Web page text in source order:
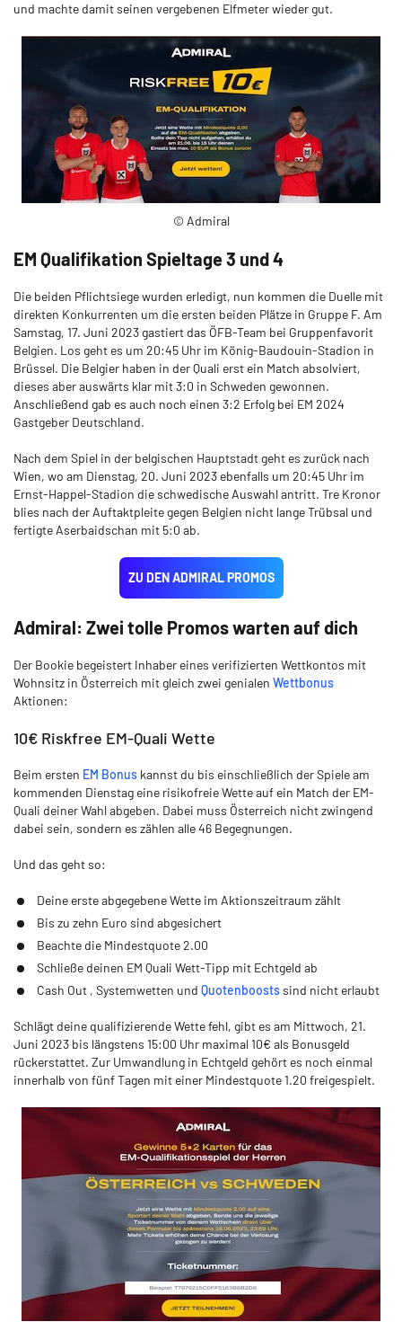
und machte damit seinen vergebenen Elfmeter wieder gut.
© Admiral
EM Qualifikation Spieltage 3 und 4
Die beiden Pflichtsiege wurden erledigt, nun kommen die Duelle mit
direkten Konkurrenten um die ersten beiden Plätze in Gruppe F. Am
Samstag, 17. Juni 2023 gastiert das ÖFB-Team bei Gruppenfavorit
Belgien. Los geht es um 20:45 Uhr im König-Baudouin-Stadion in
Brüssel. Die Belgier haben in der Quali erst ein Match absolviert,
dieses aber auswärts klar mit 3:0 in Schweden gewonnen.
Anschließend gab es auch noch einen 3:2 Erfolg bei EM 2024
Gastgeber Deutschland.
Nach dem Spiel in der belgischen Hauptstadt geht es zurück nach
Wien, wo am Dienstag, 20. Juni 2023 ebenfalls um 20:45 Uhr im
Ernst-Happel-Stadion die schwedische Auswahl antritt. Tre Kronor
blies nach der Auftaktpleite gegen Belgien nicht lange Trübsal und
fertigte Aserbaidschan mit 5:0 ab.
ZU DEN ADMIRAL PROMOS
Admiral: Zwei tolle Promos warten auf dich
Der Bookie begeistert Inhaber eines verifizierten Wettkontos mit
Wohnsitz in Österreich mit gleich zwei genialen Wettbonus
Aktionen:
10€ Riskfree EM-Quali Wette
Beim ersten EM Bonus kannst du bis einschließlich der Spiele am
kommenden Dienstag eine risikofreie Wette auf ein Match der EM-
Quali deiner Wahl abgeben. Dabei muss Österreich nicht zwingend
dabei sein, sondern es zählen alle 46 Begegnungen.
Und das geht so:
Deine erste abgegebene Wette im Aktionszeitraum zählt
Bis zu zehn Euro sind abgesichert
Beachte die Mindestquote 2.00
Schließe deinen EM Quali Wett-Tipp mit Echtgeld ab
Cash Out , Systemwetten und Quotenboostssind nicht erlaubt
Schlägt deine qualifizierende Wette fehl, gibt es am Mittwoch, 21.
Juni 2023 bis längstens 15:00 Uhr maximal 10€ als Bonusgeld
rückerstattet. Zur Umwandlung in Echtgeld gehört es noch einmal
innerhalb von fünf Tagen mit einer Mindestquote 1.20 freigespielt.